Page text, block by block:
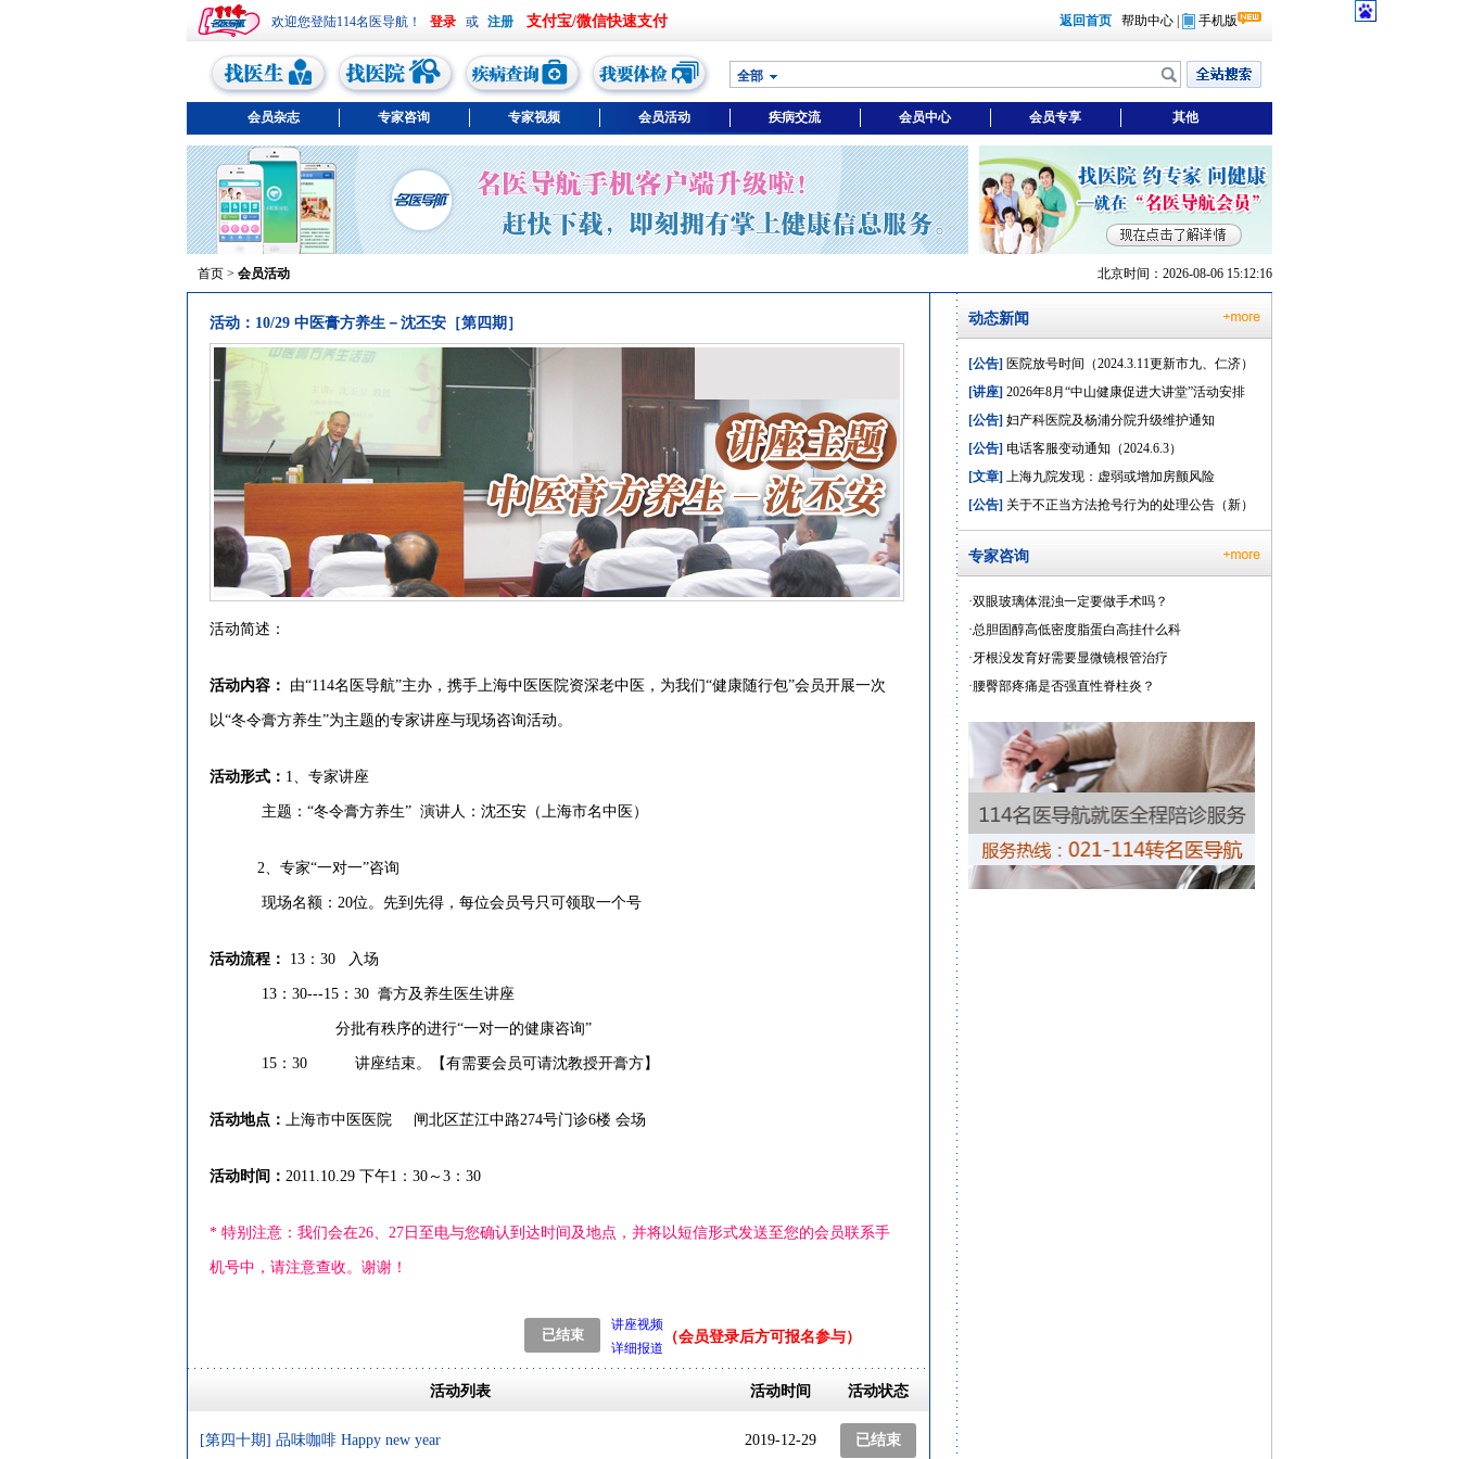
欢迎您登陆114名医导航！ 或 支付宝/微信快速支付 返回首页 帮助中心 手机版
全部
会员杂志 专家咨询 专家视频 会员活动 疾病交流 会员中心 会员专享 其他
首页 > 会员活动 北京时间：2026-08-06 15:12:16
活动：10/29 中医膏方养生－沈丕安［第四期］
活动简述：
活动内容： 由“114名医导航”主办，携手上海中医医院资深老中医，为我们“健康随行包”会员开展一次
以“冬令膏方养生”为主题的专家讲座与现场咨询活动。
活动形式： 1、专家讲座
主题：“冬令膏方养生” 演讲人：沈丕安（上海市名中医）
2、专家“一对一”咨询
现场名额：20位。先到先得，每位会员号只可领取一个号
活动流程： 13：30 入场
13：30---15：30 膏方及养生医生讲座
分批有秩序的进行“一对一的健康咨询”
15：30 讲座结束。【有需要会员可请沈教授开膏方】
活动地点： 上海市中医医院 闸北区芷江中路274号门诊6楼 会场
活动时间： 2011.10.29 下午1：30～3：30
* 特别注意：我们会在26、27日至电与您确认到达时间及地点，并将以短信形式发送至您的会员联系手
机号中，请注意查收。谢谢！
讲座视频
详细报道
（会员登录后方可报名参与）
活动列表 活动时间 活动状态
[第四十期] 品味咖啡 Happy new year 2019-12-29 已结束
动态新闻
[公告] 医院放号时间（2024.3.11更新市九、仁济）
[讲座] 2026年8月“中山健康促进大讲堂”活动安排
[公告] 妇产科医院及杨浦分院升级维护通知
[公告] 电话客服变动通知（2024.6.3）
[文章] 上海九院发现：虚弱或增加房颤风险
[公告] 关于不正当方法抢号行为的处理公告（新）
专家咨询
·双眼玻璃体混浊一定要做手术吗？
·总胆固醇高低密度脂蛋白高挂什么科
·牙根没发育好需要显微镜根管治疗
· 腰臀部疼痛是否强直性脊柱炎？